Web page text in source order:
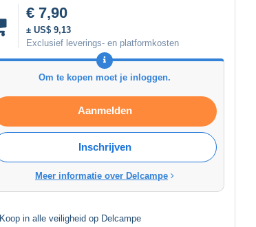
€ 7,90
± US$ 9,13
Exclusief leverings- en platformkosten
Om te kopen moet je inloggen.
Aanmelden
Inschrijven
Meer informatie over Delcampe
Koop in alle veiligheid op Delcampe